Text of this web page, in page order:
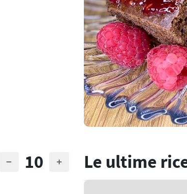
10 Le ultime